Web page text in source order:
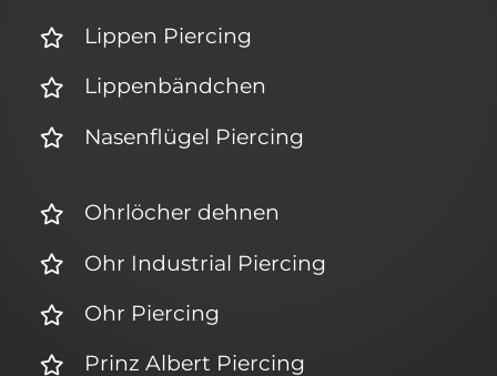
Lippen Piercing
Lippenbändchen
Nasenflügel Piercing
Ohrlöcher dehnen
Ohr Industrial Piercing
Ohr Piercing
Prinz Albert Piercing